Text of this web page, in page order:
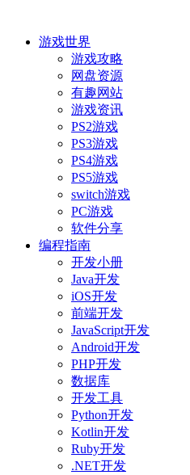
游戏世界
游戏攻略
网盘资源
有趣网站
游戏资讯
PS2游戏
PS3游戏
PS4游戏
PS5游戏
switch游戏
PC游戏
软件分享
编程指南
开发小册
Java开发
iOS开发
前端开发
JavaScript开发
Android开发
PHP开发
数据库
开发工具
Python开发
Kotlin开发
Ruby开发
.NET开发